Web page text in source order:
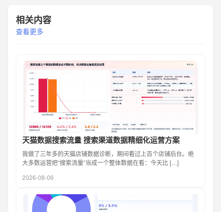
相关内容
查看更多
天猫数据搜索流量 搜索渠道数据精细化运营方案
我做了三年多的天猫店铺数据诊断，期间看过上百个店铺后台。绝
大多数运营把“搜索流量”当成一个整体数据在看：今天比 […]
2026-08-06